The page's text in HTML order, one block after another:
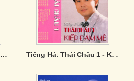
Dấu Chân Kỷ Niệm - Phương Hồng Quế Tiếng Hát Thái Châu 1 - Kiếp Đam Mê